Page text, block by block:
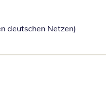
deutschen Netzen)